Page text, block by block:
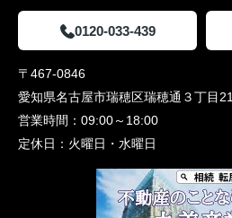
0120-033-439
〒467-0846
愛知県名古屋市瑞穂区瑞穂通３丁目21
営業時間： 09:00～18:00
定休日： 火曜日・水曜日